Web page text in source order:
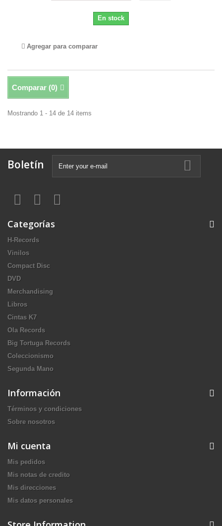
En stock
Agregar para comparar
Comparar (0)
Mostrando 1 - 14 de 14 items
Boletín
Categorías
H-Records
Vinilos
Compact Disc
DVD
Merchandising
Libros
Cintas K7
Ola Records
Big Tortuga Records
Coleccionismo
Segunda Mano
Información
Términos y condiciones
Sobre nosotros
Mi cuenta
Mis pedidos
Mis notas de credito
Mis direcciones
Mis datos personales